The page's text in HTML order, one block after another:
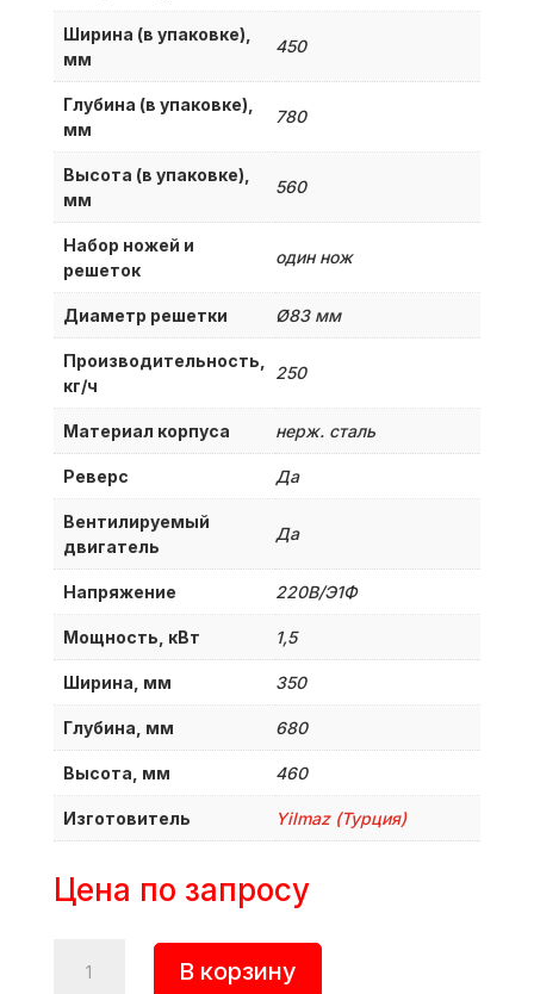
Ширина (в упаковке),
мм
450
Глубина (в упаковке),
мм
780
Высота (в упаковке),
мм
560
Набор ножей и
решеток
один нож
Диаметр решетки Ø83 мм
Производительность,
кг/ч
250
Материал корпуса нерж. сталь
Реверс Да
Вентилируемый
двигатель
Да
Напряжение 220В/Э1Ф
Мощность, кВт 1,5
Ширина, мм 350
Глубина, мм 680
Высота, мм 460
Изготовитель Yilmaz (Турция)
Цена по запросу
товара
В корзину